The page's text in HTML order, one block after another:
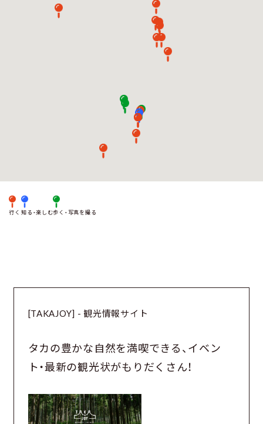
行く 知る・楽しむ歩く・写真を撮る
[TAKAJOY] - 観光情報サイト
タカの豊かな自然を満喫できる、 イベン
ト・最新の観光状がもりだくさん！